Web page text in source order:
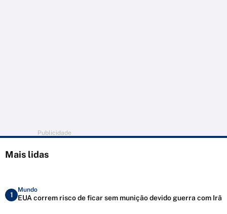
Publicidade
Mais lidas
1
Mundo
EUA correm risco de ficar sem munição devido guerra com Irã